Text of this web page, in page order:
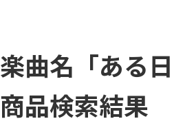
楽曲名「ある
商品検索結果